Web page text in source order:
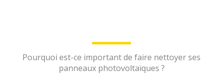
Pourquoi est-ce important de faire nettoyer ses
panneaux photovoltaïques ?